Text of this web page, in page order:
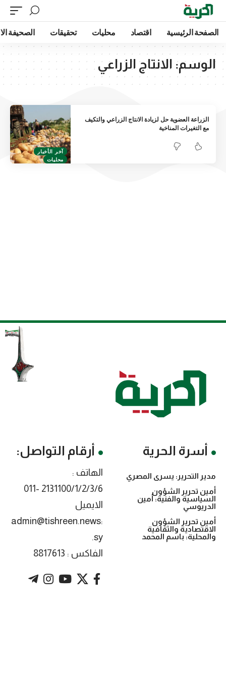
الصفحة الرئيسية اقتصاد محليات تحقيقات الصحيفة
الوسم: الانتاج الزراعي
آخر الأخبار
محليات
الزراعة العضوية حل لزيادة الانتاج الزراعي والتكيف
مع التغيرات المناخية
أسرة الحرية
مدير التحرير: يسرى المصري
أمين تحرير الشؤون
السياسية والفنية: أمين
الدريوسي
أمين تحرير الشؤون
الاقتصادية والثقافية
والمحلية: باسم المحمد
أرقام التواصل:
الهاتف :
2131100/1/2/3/6 -011
الايميل
:admin@tishreen.news
.sy
الفاكس : 8817613